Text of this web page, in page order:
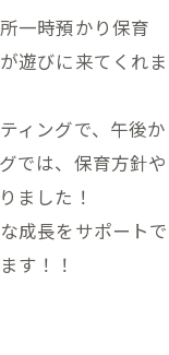
時預かり保育
遊びに来てくれま
ィングで、午後
では、保育方針
ました！
成長をサポート
す！！